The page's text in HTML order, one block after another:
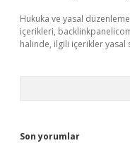
Hukuka ve yasal
içerikleri,
halinde, ilgili içerikler yasal
Son yorumlar